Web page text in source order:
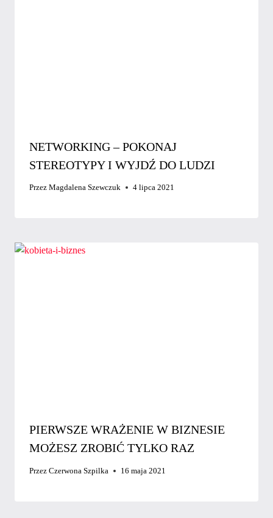
NETWORKING – POKONAJ
STEREOTYPY I WYJDŹ DO LUDZI
Przez Magdalena Szewczuk 4 lipca 2021
PIERWSZE WRAŻENIE W BIZNESIE
MOŻESZ ZROBIĆ TYLKO RAZ
Przez Czerwona Szpilka 16 maja 2021